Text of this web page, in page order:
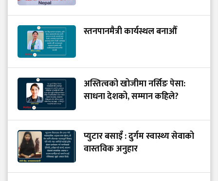
स्तनपानमैत्री कार्यस्थल बनाऔँ
अस्तित्वको खोजीमा नर्सिङ पेसा:
साधना देशको, सम्मान कहिले?
प्युटार बसाइँ : दुर्गम स्वास्थ्य सेवाको
वास्तविक अनुहार